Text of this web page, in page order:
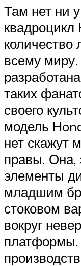
Там нет ни
квадроцикл
всему
таких
своего
модель
нет скажут
правы. Она,
элементы
младшим
стоковом
вокруг
платформы.